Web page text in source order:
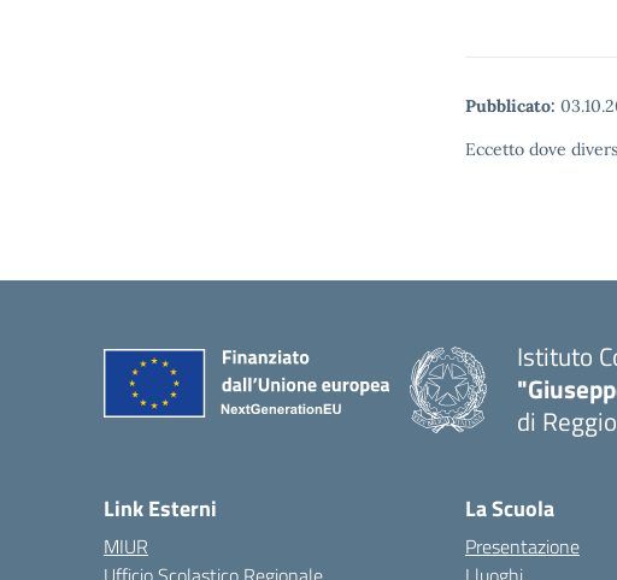
Pubblicato:
Eccetto dove
Istituto
di
Link Esterni
MIUR
La Scuola
Presentazione